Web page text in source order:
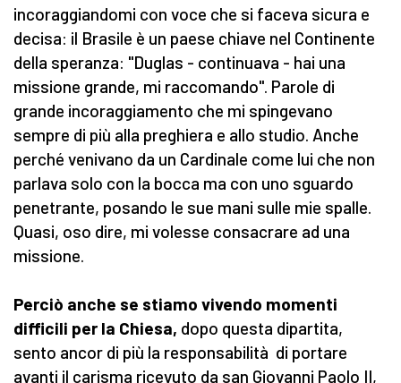
incoraggiandomi con voce che si faceva sicura e
decisa: il Brasile è un paese chiave nel Continente
della speranza: "Duglas - continuava - hai una
missione grande, mi raccomando". Parole di
grande incoraggiamento che mi spingevano
sempre di più alla preghiera e allo studio. Anche
perché venivano da un Cardinale come lui che non
parlava solo con la bocca ma con uno sguardo
penetrante, posando le sue mani sulle mie spalle.
Quasi, oso dire, mi volesse consacrare ad una
missione.
Perciò anche se stiamo vivendo momenti
difficili per la Chiesa, dopo questa dipartita,
sento ancor di più la responsabilità di portare
avanti il carisma ricevuto da san Giovanni Paolo II,